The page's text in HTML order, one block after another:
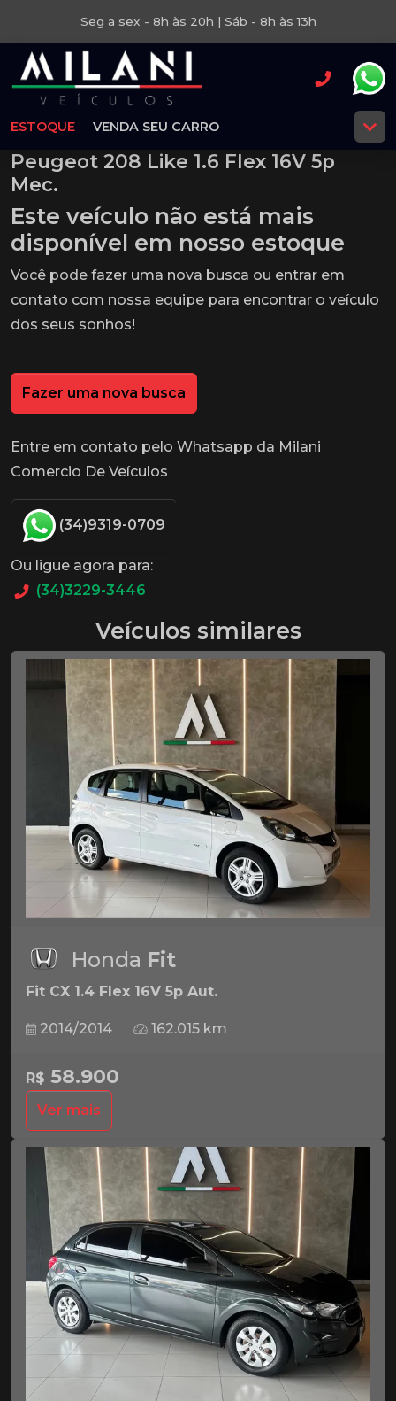
Seg a sex - 8h às 20h | Sáb - 8h às 13h
ESTOQUE VENDA SEU CARRO
Peugeot 208 Like 1.6 Flex 16V 5p
Mec.
Este veículo não está mais
disponível em nosso estoque
Você pode fazer uma nova busca ou entrar em
contato com nossa equipe para encontrar o veículo
dos seus sonhos!
Fazer uma nova busca
Entre em contato pelo Whatsapp da Milani
Comercio De Veículos
(34)9319-0709
Ou ligue agora para:
(34)3229-3446
Veículos similares
Honda Fit
Fit CX 1.4 Flex 16V 5p Aut.
2014/2014 162.015 km
R$ 58.900
Ver mais